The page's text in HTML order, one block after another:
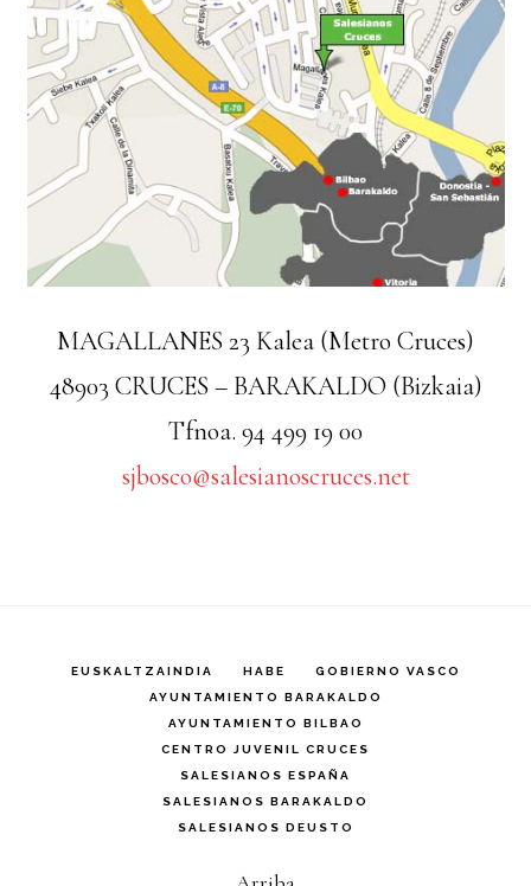
MAGALLANES 23 Kalea (Metro Cruces)
48903 CRUCES – BARAKALDO (Bizkaia)
Tfnoa. 94 499 19 00
sjbosco@salesianoscruces.net
EUSKALTZAINDIA HABE
GOBIERNO VASCO
AYUNTAMIENTO BARAKALDO
AYUNTAMIENTO BILBAO
CENTRO JUVENIL CRUCES
SALESIANOS ESPAÑA
SALESIANOS BARAKALDO
SALESIANOS DEUSTO